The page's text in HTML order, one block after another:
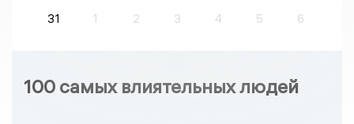
31
1 2 3 4 5 6
100 самых влиятельных людей